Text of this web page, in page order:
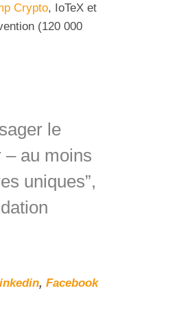
Crypto, IoTeX et
(120 000
le
– au moins
uniques”,
, Facebook